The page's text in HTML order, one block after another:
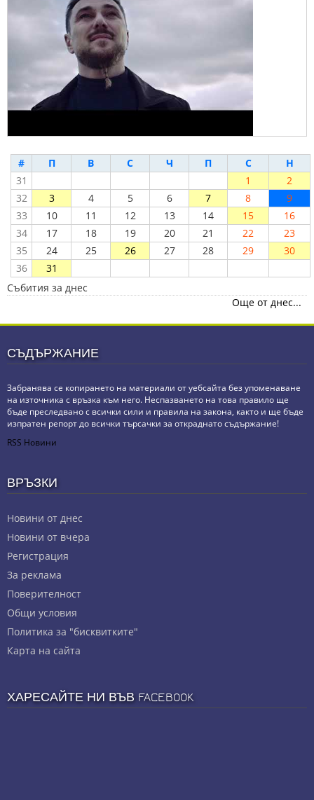
# П В С Ч П С
Н
31
1
2
32
3 4 5 6 7 8
9
33
10 11 12 13 14 15
16
34
17 18 19 20 21 22
23
35
24 25 26 27 28 29
30
36
31
Събития за днес
Още от днес...
СЪДЪРЖАНИЕ
Забранява се копирането на материали от уебсайта без упоменаване
на източника с връзка към него. Неспазването на това правило ще
бъде преследвано с всички сили и правила на закона, както и ще бъде
изпратен репорт до всички търсачки за откраднато съдържание!
RSS Новини
ВРЪЗКИ
Новини от днес
Новини от вчера
Регистрация
За реклама
Πoвepитeлнocт
Общи условия
Политика за "бисквитките"
Карта на сайта
ХАРЕСАЙТЕ НИ ВЪВ FACEBOOK